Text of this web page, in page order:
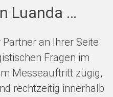
Luanda …
an Ihrer Seite
Fragen im
Messeauftritt zügig,
rechtzeitig innerhalb